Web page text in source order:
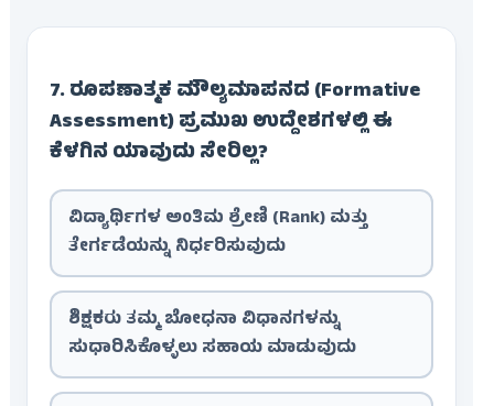
7. ರೂಪಣಾತ್ಮಕ ಮೌಲ್ಯಮಾಪನದ (Formative
Assessment) ಪ್ರಮುಖ ಉದ್ದೇಶಗಳಲ್ಲಿ ಈ
ಕೆಳಗಿನ ಯಾವುದು ಸೇರಿಲ್ಲ?
ವಿದ್ಯಾರ್ಥಿಗಳ ಅಂತಿಮ ಶ್ರೇಣಿ (Rank) ಮತ್ತು
ತೇರ್ಗಡೆಯನ್ನು ನಿರ್ಧರಿಸುವುದು
ಶಿಕ್ಷಕರು ತಮ್ಮ ಬೋಧನಾ ವಿಧಾನಗಳನ್ನು
ಸುಧಾರಿಸಿಕೊಳ್ಳಲು ಸಹಾಯ ಮಾಡುವುದು